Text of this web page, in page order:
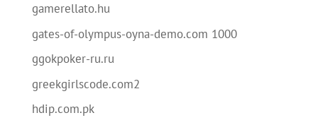
gamerellato.hu
gates-of-olympus-oyna-demo.com 1000
ggokpoker-ru.ru
greekgirlscode.com2
hdip.com.pk